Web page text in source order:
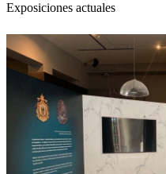
Exposiciones actuales